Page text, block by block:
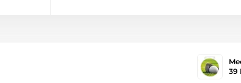
39